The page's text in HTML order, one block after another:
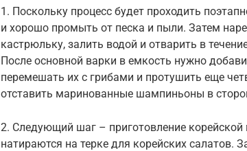
1. Поскольку процесс будет проходить
и хорошо промыть от песка и пыли. Затем
кастрюльку, залить водой и отварить в
После основной варки в емкость нужно
перемешать их с грибами и протушить еще
отставить маринованные шампиньоны в
2. Следующий шаг – приготовление
натираются на терке для корейских салатов.